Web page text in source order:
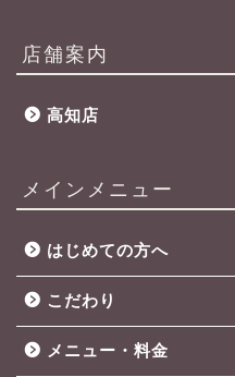
店舗案内
高知店
メインメニュー
はじめての方へ
こだわり
メニュー・料金